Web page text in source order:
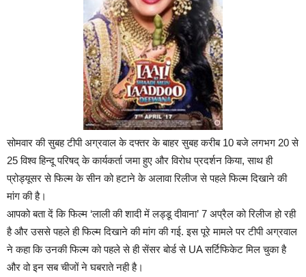
सोमवार की सुबह टीपी अग्रवाल के दफ्तर के बाहर सुबह करीब 10 बजे लगभग 20 से
25 विश्व हिन्दू परिषद् के कार्यकर्ता जमा हुए और विरोध प्रदर्शन किया, साथ ही
प्रोड्यूसर से फिल्म के सीन को हटाने के अलावा रिलीज से पहले फिल्म दिखाने की
मांग की है।
आपको बता दें कि फिल्म ‘लाली की शादी में लड्डू दीवाना’ 7 अप्रैल को रिलीज हो रही
है और उससे पहले ही फिल्म दिखाने की मांग की गई. इस पूरे मामले पर टीपी अग्रवाल
ने कहा कि उनकी फिल्म को पहले से ही सेंसर बोर्ड से UA सर्टिफिकेट मिल चुका है
और वो इन सब चीजों ने घबराते नही है।